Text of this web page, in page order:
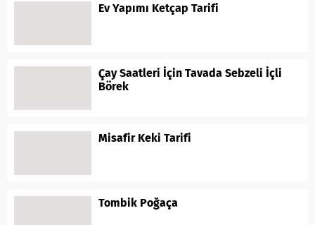
Ev Yapımı Ketçap Tarifi
Çay Saatleri İçin Tavada Sebzeli İçli
Börek
Misafir Keki Tarifi
Tombik Poğaça